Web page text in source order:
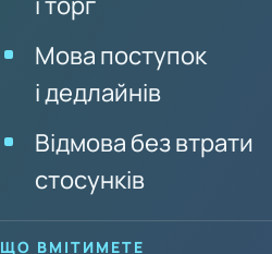
Мова поступок
і дедлайнів
Відмова без втрати
стосунків
ЩО ВМІТИМЕТЕ